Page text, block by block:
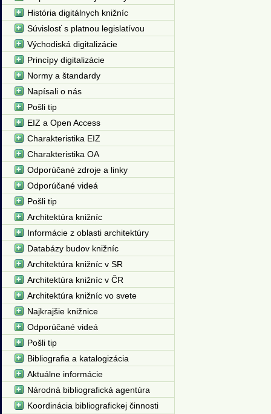
História digitálnych knižníc
Súvislosť s platnou legislatívou
Východiská digitalizácie
Princípy digitalizácie
Normy a štandardy
Napísali o nás
Pošli tip
EIZ a Open Access
Charakteristika EIZ
Charakteristika OA
Odporúčané zdroje a linky
Odporúčané videá
Pošli tip
Architektúra knižníc
Informácie z oblasti architektúry
Databázy budov knižníc
Architektúra knižníc v SR
Architektúra knižníc v ČR
Architektúra knižníc vo svete
Najkrajšie knižnice
Odporúčané videá
Pošli tip
Bibliografia a katalogizácia
Aktuálne informácie
Národná bibliografická agentúra
Koordinácia bibliografickej činnosti